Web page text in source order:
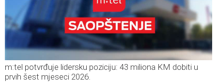
m:tel potvrđuje lidersku poziciju: 43 miliona KM dobiti u
prvih šest mjeseci 2026.